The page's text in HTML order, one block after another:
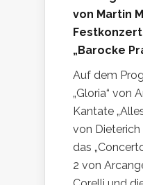
von Martin
„Barocke
Auf dem
„Gloria“ von
Kantate
von
das
2 von